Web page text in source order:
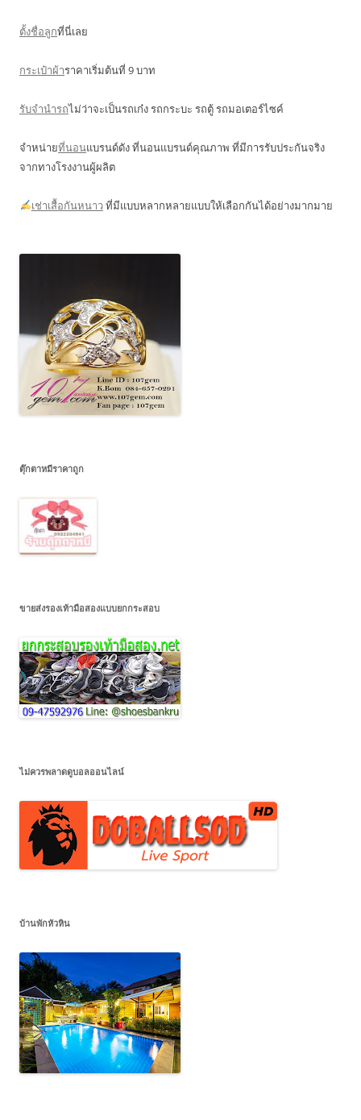
ตั้งชื่อลูกที่นี่เลย
กระเป๋าผ้าราคาเริ่มต้นที่ 9 บาท
รับจำนำรถไม่ว่าจะเป็นรถเก๋ง รถกระบะ รถตู้ รถมอเตอร์ไซค์
จำหน่ายที่นอนแบรนด์ดัง ที่นอนแบรนด์คุณภาพ ที่มีการรับประกันจริง
จากทางโรงงานผู้ผลิต
เช่าเสื้อกันหนาวที่มีแบบหลากหลายแบบให้เลือกกันได้อย่างมากมาย
ตุ๊กตาหมีราคาถูก
ขายส่งรองเท้ามือสองแบบยกกระสอบ
ไม่ควรพลาดดูบอลออนไลน์
บ้านพักหัวหิน